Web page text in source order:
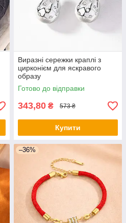
Виразні сережки краплі з
цирконієм для яскравого
образу
Готово до відправки
343,80 ₴ 573 ₴
Купити
–36%